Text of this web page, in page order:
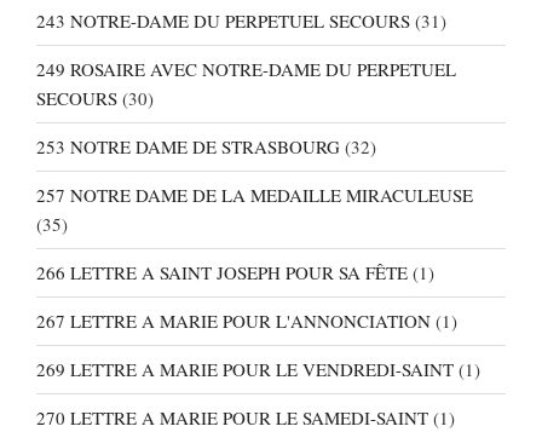
243 NOTRE-DAME DU PERPETUEL SECOURS (31)
249 ROSAIRE AVEC NOTRE-DAME DU PERPETUEL
SECOURS (30)
253 NOTRE DAME DE STRASBOURG (32)
257 NOTRE DAME DE LA MEDAILLE MIRACULEUSE
(35)
266 LETTRE A SAINT JOSEPH POUR SA FÊTE (1)
267 LETTRE A MARIE POUR L'ANNONCIATION (1)
269 LETTRE A MARIE POUR LE VENDREDI-SAINT (1)
270 LETTRE A MARIE POUR LE SAMEDI-SAINT (1)